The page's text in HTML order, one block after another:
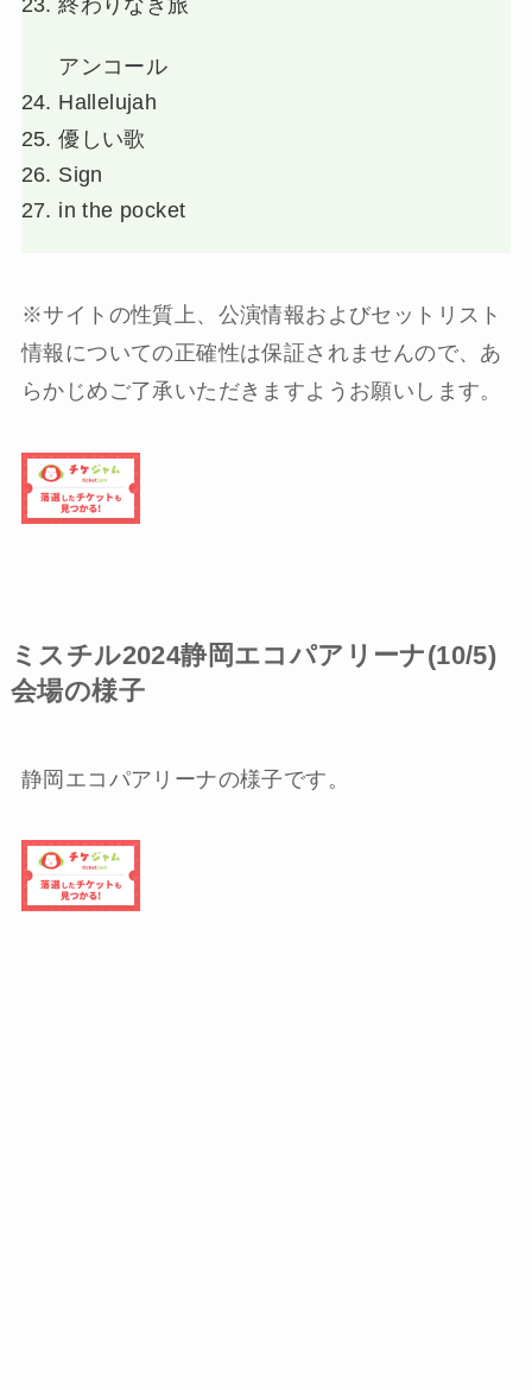
アンコール
Hallelujah
優しい歌
Sign
in the pocket
※サイトの性質上、公演情報およびセットリスト
情報についての正確性は保証されませんので、あ
らかじめご了承いただきますようお願いします。
ミスチル2024静岡エコパアリーナ(10/5)
会場の様子
静岡エコパアリーナの様子です。